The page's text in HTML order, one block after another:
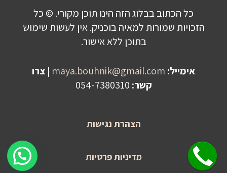
כל הכתוב בבלוג הזה הינו תוכן מקורי. © כל
הזכויות שמורות למאיה בוכניק. אין לעשות שימוש
בתוכן ללא אישור.
אימייל: maya.bouhnik@gmail.com
| צרו
קשר:
הצהרת נגישות
מדיניות פרטיות
שלחו הודעה לקבלת פרטים על היעוץ!